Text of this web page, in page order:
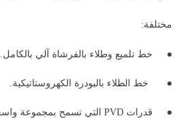
مختلفة:
● خط تلميع وطلاء بالفرشاة آلي بالكامل.
● خط الطلاء بالبودرة الكهروستاتيكية.
● قدرات PVD التي تسمح بمجموعة واسعة من التشطيبات المختلفة.